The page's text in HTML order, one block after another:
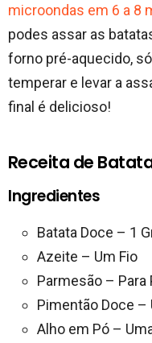
microondas em 6 a 8
podes assar as
forno pré-aquecido,
temperar e levar a
final é delicioso!
Receita de
Ingredientes
Batata Doce – 1
Azeite – Um Fio
Parmesão – Para
Pimentão Doce –
Alho em Pó –